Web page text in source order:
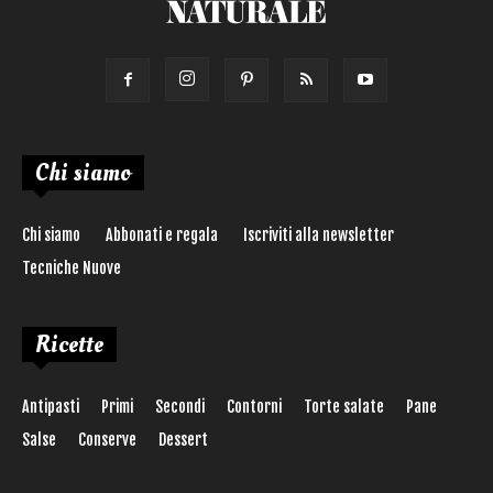
Chi siamo
Chi siamo Abbonati e regala
Iscriviti alla newsletter
Tecniche Nuove
Ricette
Antipasti Primi Secondi Contorni Torte salate
Pane
Salse
Conserve Dessert